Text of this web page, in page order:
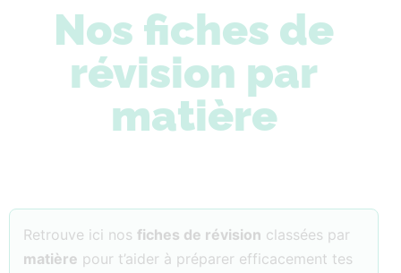
Nos fiches de
révision par
matière
Retrouve ici nos fiches de révision classées par
matière pour t’aider à préparer efficacement tes